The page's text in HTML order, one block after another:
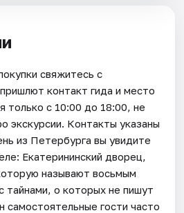
свяжитесь с
контакт гида и место
только с 10:00 до 18:00, не
экскурсии. Контакты указаны
из Петербурга вы увидите
Екатерининский дворец,
называют восьмым
тайнами, о которых не пишут
самостоятельные гости часто